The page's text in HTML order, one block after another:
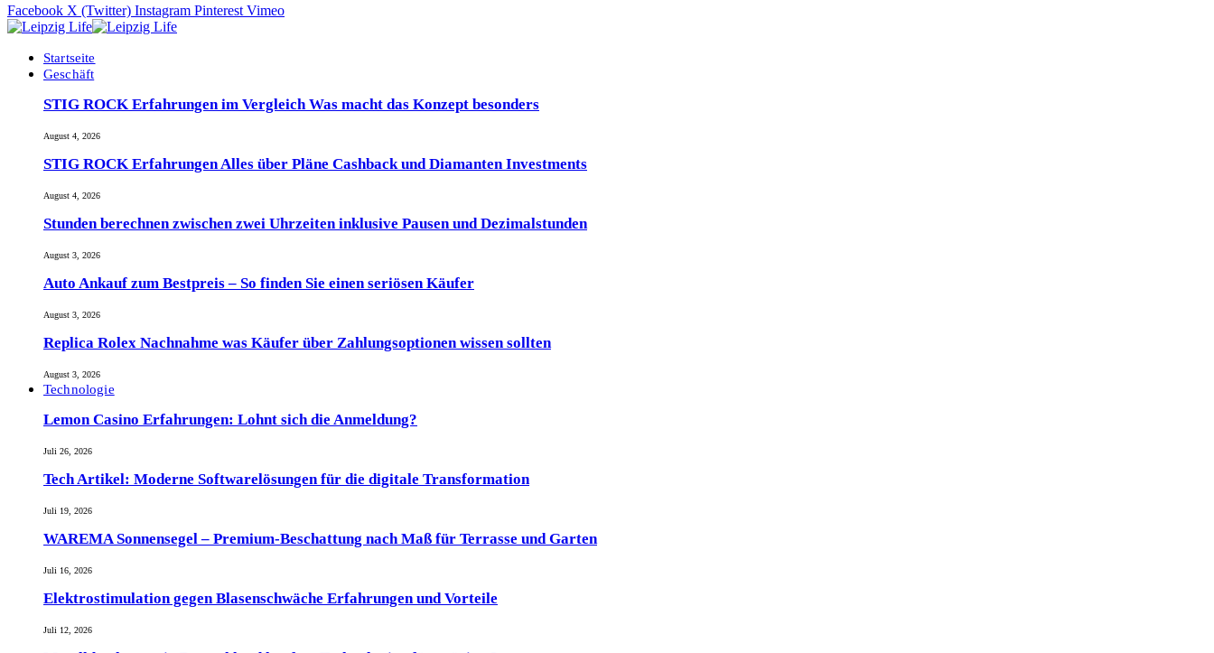
Facebook X (Twitter) Instagram Pinterest Vimeo
Startseite
Geschäft
STIG ROCK Erfahrungen im Vergleich Was macht das Konzept besonders
August 4, 2026
STIG ROCK Erfahrungen Alles über Pläne Cashback und Diamanten Investments
August 4, 2026
Stunden berechnen zwischen zwei Uhrzeiten inklusive Pausen und Dezimalstunden
August 3, 2026
Auto Ankauf zum Bestpreis – So finden Sie einen seriösen Käufer
August 3, 2026
Replica Rolex Nachnahme was Käufer über Zahlungsoptionen wissen sollten
August 3, 2026
Technologie
Lemon Casino Erfahrungen: Lohnt sich die Anmeldung?
Juli 26, 2026
Tech Artikel: Moderne Softwarelösungen für die digitale Transformation
Juli 19, 2026
WAREMA Sonnensegel – Premium-Beschattung nach Maß für Terrasse und Garten
Juli 16, 2026
Elektrostimulation gegen Blasenschwäche Erfahrungen und Vorteile
Juli 12, 2026